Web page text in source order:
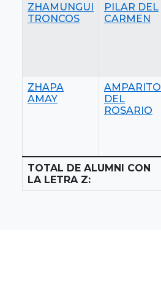
ZHAMUNGUI
TRONCOS
PILAR DEL
CARMEN
ZHAPA
AMAY
AMPARITO
DEL
ROSARIO
TOTAL DE ALUMNI CON
LA LETRA Z: